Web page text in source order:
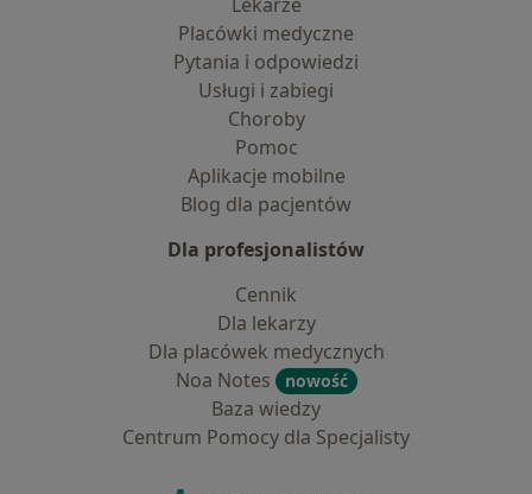
Placówki medyczne
Pytania i odpowiedzi
Usługi i zabiegi
Choroby
Pomoc
Aplikacje mobilne
Blog dla pacjentów
Dla profesjonalistów
Cennik
Dla lekarzy
Dla placówek medycznych
Noa Notes
nowość
Baza wiedzy
Centrum Pomocy dla Specjalisty